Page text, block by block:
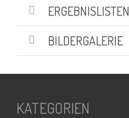
ERGEBNISLISTEN
BILDERGALERIE
KATEGORIEN